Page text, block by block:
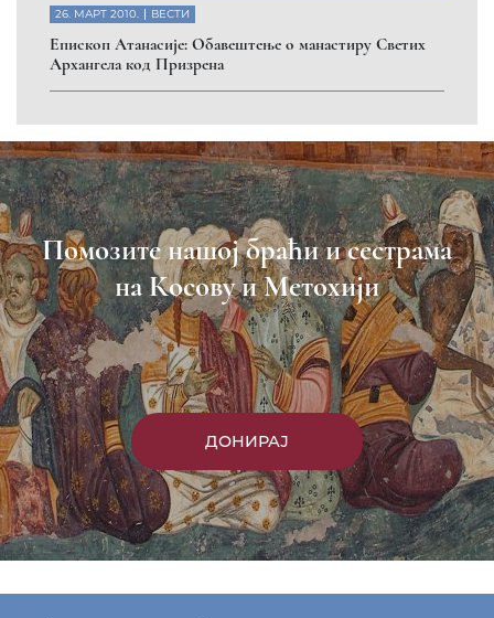
26. МАРТ 2010. ВЕСТИ
Eпископ Атанасије: Обавештење о манастиру Светих
Архангела код Призрена
Помозите нашој браћи и сестрама
на Косову и Метохији
ДОНИРАЈ